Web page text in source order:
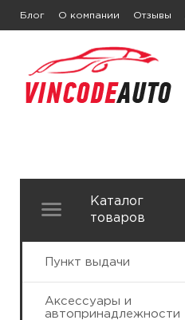
Блог О компании Отзывы
Каталог
товаров
Пункт выдачи
Аксессуары и
автопринадлежности